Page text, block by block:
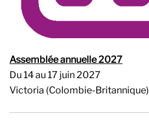
Assemblée annuelle 2027
Du 14 au 17 juin 2027
Victoria (Colombie-Britannique)